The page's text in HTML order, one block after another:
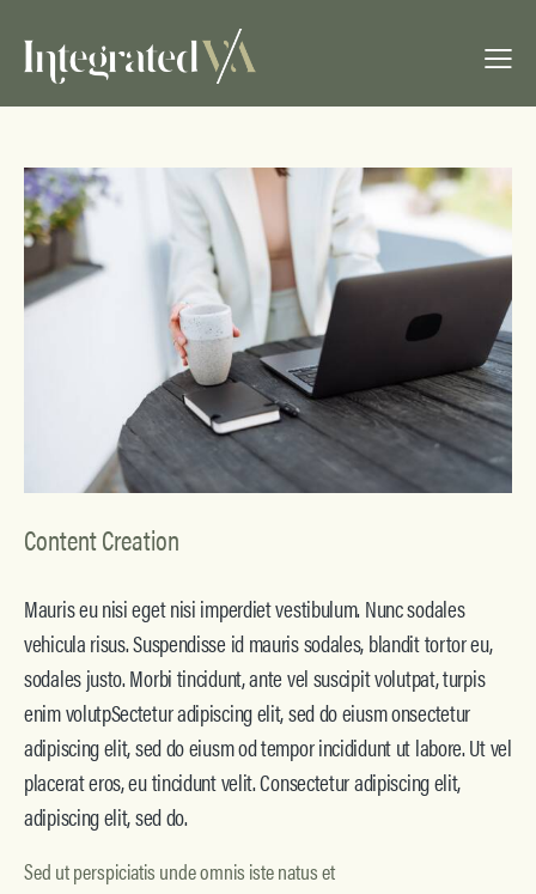
Content Creation
Mauris eu nisi eget nisi imperdiet vestibulum. Nunc sodales
vehicula risus. Suspendisse id mauris sodales, blandit tortor eu,
sodales justo. Morbi tincidunt, ante vel suscipit volutpat, turpis
enim volutpSectetur adipiscing elit, sed do eiusm onsectetur
adipiscing elit, sed do eiusm od tempor incididunt ut labore. Ut vel
placerat eros, eu tincidunt velit. Consectetur adipiscing elit,
adipiscing elit, sed do.
Sed ut perspiciatis unde omnis iste natus et